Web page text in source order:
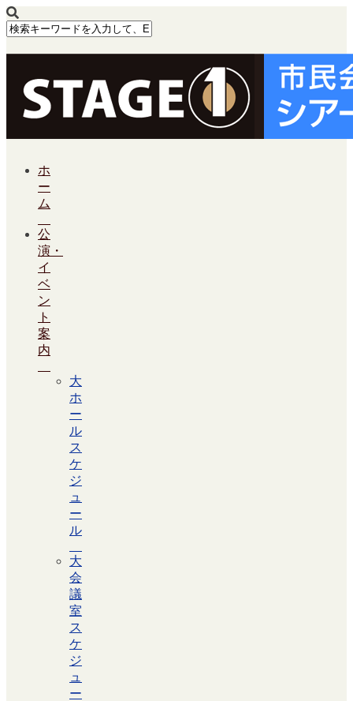
ホ
ー
ム
公
演・
イ
ベ
ン
ト
案
内
大
ホ
ー
ル
ス
ケ
ジ
ュ
ー
ル
大
会
議
室
ス
ケ
ジ
ュ
ー